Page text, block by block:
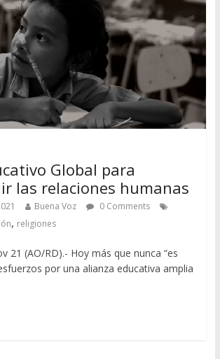
Global para
las relaciones humanas
Buena Voz
0 Comments
, religiones
21 (AO/RD).- Hoy más que nunca “es
por una alianza educativa amplia